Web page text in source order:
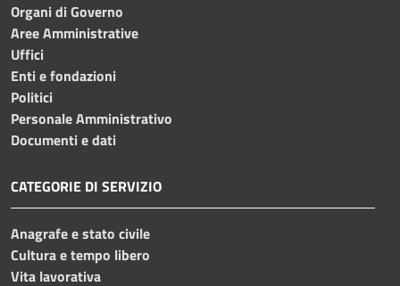
Organi di Governo
Aree Amministrative
Uffici
Enti e fondazioni
Politici
Personale Amministrativo
Documenti e dati
CATEGORIE DI SERVIZIO
Anagrafe e stato civile
Cultura e tempo libero
Vita lavorativa